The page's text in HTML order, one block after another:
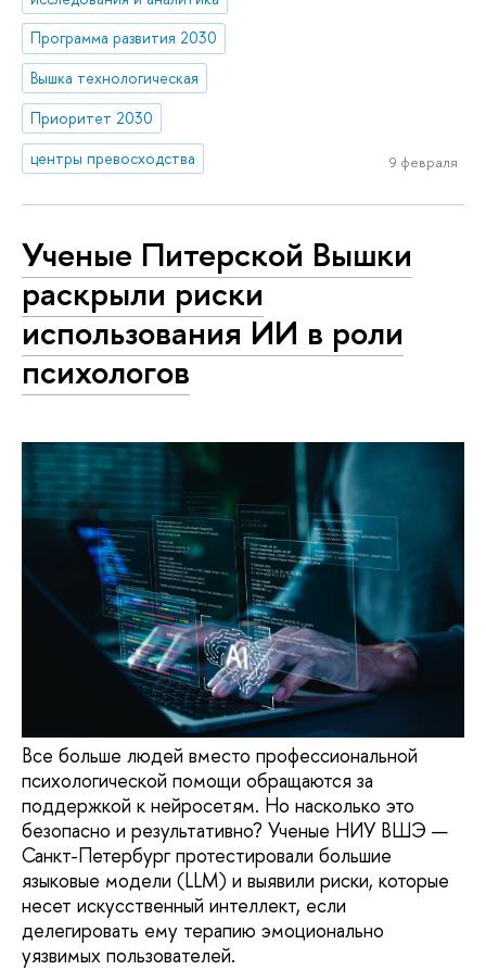
Программа развития 2030
Вышка технологическая
Приоритет 2030
центры превосходства
9 февраля
Ученые Питерской Вышки
раскрыли риски
использования ИИ в роли
психологов
Все больше людей вместо профессиональной
психологической помощи обращаются за
поддержкой к нейросетям. Но насколько это
безопасно и результативно? Ученые НИУ ВШЭ —
Санкт-Петербург протестировали большие
языковые модели (LLM) и выявили риски, которые
несет искусственный интеллект, если
делегировать ему терапию эмоционально
уязвимых пользователей.